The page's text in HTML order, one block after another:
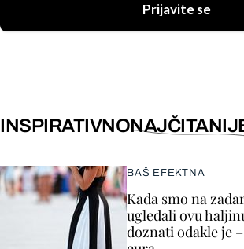
Prijavite se
INSPIRATIVNO
BAŠ EFEKTNA
Kada smo na
ugledali ovu
doznati odakle je